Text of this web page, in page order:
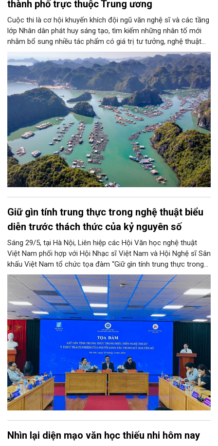
thành phố trực thuộc Trung ương
Cuộc thi là cơ hội khuyến khích đội ngũ văn nghệ sĩ và các tầng
lớp Nhân dân phát huy sáng tạo, tìm kiếm những nhân tố mới
nhằm bổ sung nhiều tác phẩm có giá trị tư tưởng, nghệ thuật
cao phục vụ đời sống văn hóa tinh thần của tỉnh.
Giữ gìn tính trung thực trong nghệ thuật biểu
diễn trước thách thức của kỷ nguyên số
Sáng 29/5, tại Hà Nội, Liên hiệp các Hội Văn học nghệ thuật
Việt Nam phối hợp với Hội Nhạc sĩ Việt Nam và Hội Nghệ sĩ Sân
khấu Việt Nam tổ chức tọa đàm “Giữ gìn tính trung thực trong
biểu diễn nghệ thuật; ý thức trách nhiệm của người sáng tác
trong kỷ nguyên số”. Tọa đàm thu hút sự tham gia của nhiều
nhà quản lý văn hóa, văn nghệ sĩ, nhà nghiên cứu và chuyên gia
trong lĩnh vực âm nhạc, sân khấu.
Nhìn lại diện mạo văn học thiếu nhi hôm nay